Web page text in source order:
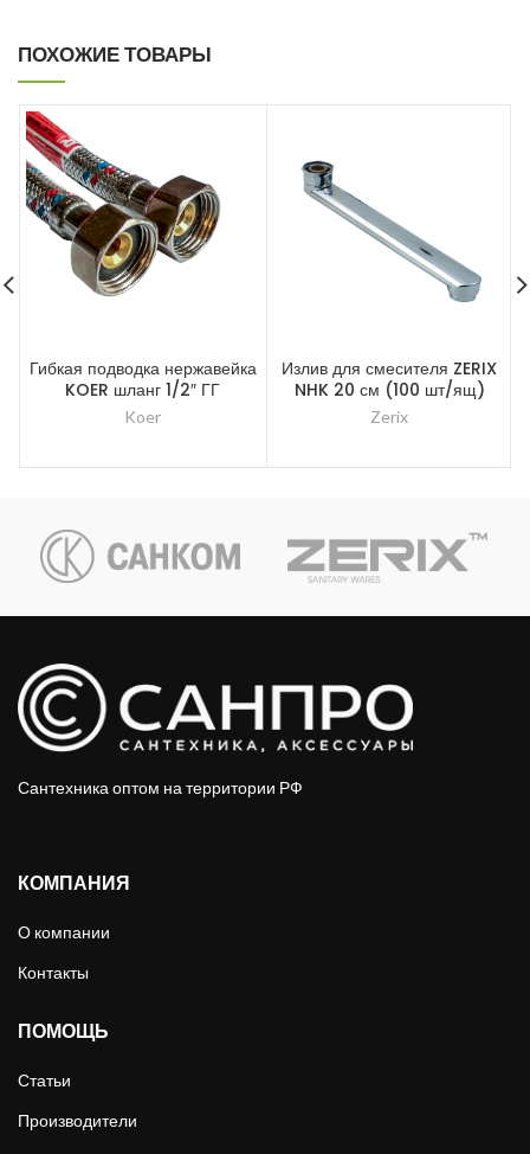
ПОХОЖИЕ ТОВАРЫ
Гибкая подводка нержавейка
KOER шланг 1/2″ ГГ
Koer
Излив для смесителя ZERIX
NHK 20 см (100 шт/ящ)
Zerix
Сантехника оптом на территории РФ
КОМПАНИЯ
О компании
Контакты
ПОМОЩЬ
Статьи
Производители